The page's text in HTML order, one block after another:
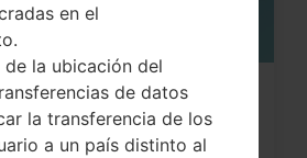
datos de fábrica
en el
de la ubicación del
de datos
la transferencia de los
a un país distinto al